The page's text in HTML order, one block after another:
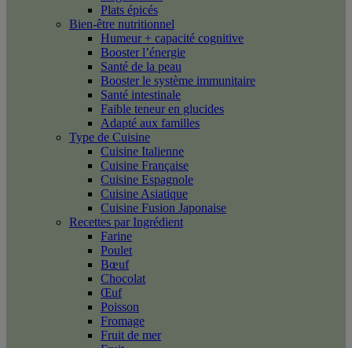
Plats épicés
Bien-être nutritionnel
Humeur + capacité cognitive
Booster l’énergie
Santé de la peau
Booster le système immunitaire
Santé intestinale
Faible teneur en glucides
Adapté aux familles
Type de Cuisine
Cuisine Italienne
Cuisine Française
Cuisine Espagnole
Cuisine Asiatique
Cuisine Fusion Japonaise
Recettes par Ingrédient
Farine
Poulet
Bœuf
Chocolat
Œuf
Poisson
Fromage
Fruit de mer